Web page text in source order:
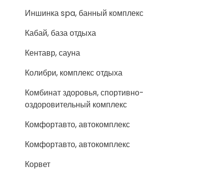
Иншинка spa, банный комплекс
Кабай, база отдыха
Кентавр, сауна
Колибри, комплекс отдыха
Комбинат здоровья, спортивно-
оздоровительный комплекс
Комфортавто, автокомплекс
Комфортавто, автокомплекс
Корвет